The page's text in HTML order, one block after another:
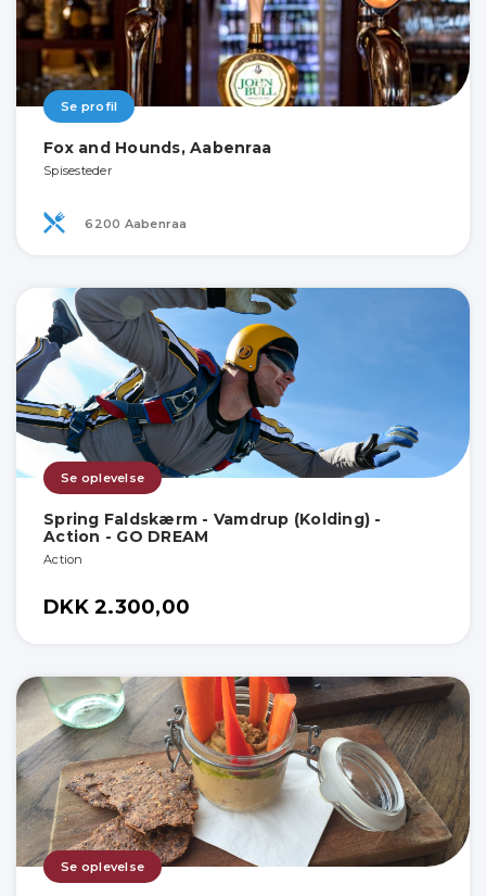
Se profil
Fox and Hounds, Aabenraa
Spisesteder
6200 Aabenraa
Se oplevelse
Spring Faldskærm - Vamdrup (Kolding) -
Action - GO DREAM
Action
DKK 2.300,00
Se oplevelse